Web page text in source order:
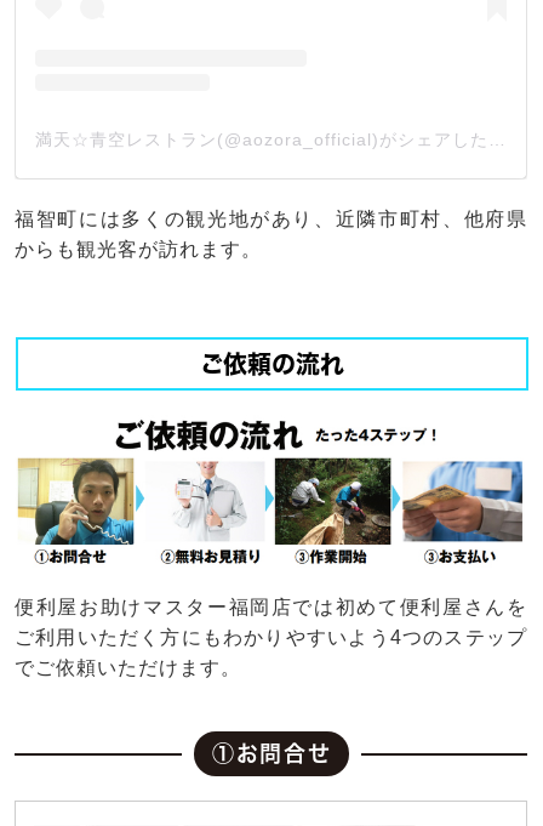
福智町には多くの観光地があり、近隣市町村、他府県
からも観光客が訪れます。
ご依頼の流れ
便利屋お助けマスター福岡店では初めて便利屋さんを
ご利用いただく方にもわかりやすいよう4つのステップ
でご依頼いただけます。
①お問合せ